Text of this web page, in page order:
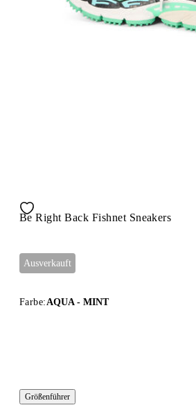
Be Right Back Fishnet Sneakers
Ausverkauft
Farbe: AQUA - MINT
Größenführer